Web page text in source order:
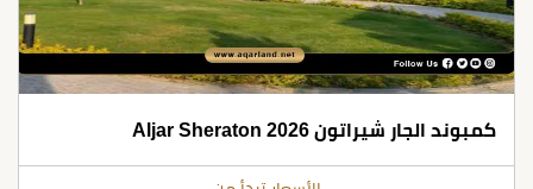
كمبوند الجار شيراتون Aljar Sheraton 2026